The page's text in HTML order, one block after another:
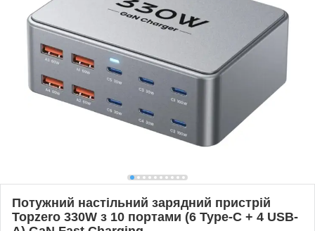
Потужний настільний зарядний пристрій
Topzero 330W з 10 портами (6 Type-C + 4 USB-